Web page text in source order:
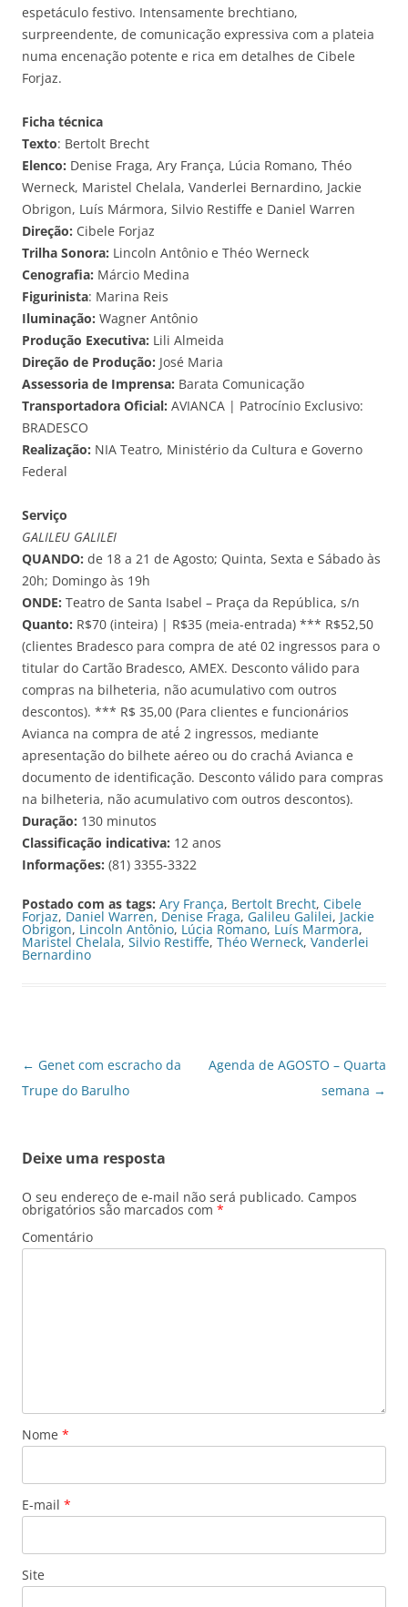
espetáculo festivo. Intensamente brechtiano,
surpreendente, de comunicação expressiva com a plateia
numa encenação potente e rica em detalhes de Cibele
Forjaz.
Ficha técnica
Texto: Bertolt Brecht
Elenco: Denise Fraga, Ary França, Lúcia Romano, Théo
Werneck, Maristel Chelala, Vanderlei Bernardino, Jackie
Obrigon, Luís Mármora, Silvio Restiffe e Daniel Warren
Direção: Cibele Forjaz
Trilha Sonora: Lincoln Antônio e Théo Werneck
Cenografia: Márcio Medina
Figurinista: Marina Reis
Iluminação: Wagner Antônio
Produção Executiva: Lili Almeida
Direção de Produção: José Maria
Assessoria de Imprensa: Barata Comunicação
Transportadora Oficial: AVIANCA | Patrocínio Exclusivo:
BRADESCO
Realização: NIA Teatro, Ministério da Cultura e Governo
Federal
Serviço
GALILEU GALILEI
QUANDO: de 18 a 21 de Agosto; Quinta, Sexta e Sábado às
20h; Domingo às 19h
ONDE: Teatro de Santa Isabel – Praça da República, s/n
Quanto: R$70 (inteira) | R$35 (meia-entrada) *** R$52,50
(clientes Bradesco para compra de até 02 ingressos para o
titular do Cartão Bradesco, AMEX. Desconto válido para
compras na bilheteria, não acumulativo com outros
descontos). *** R$ 35,00 (Para clientes e funcionários
Avianca na compra de até́ 2 ingressos, mediante
apresentação do bilhete aéreo ou do crachá Avianca e
documento de identificação. Desconto válido para compras
na bilheteria, não acumulativo com outros descontos).
Duração: 130 minutos
Classificação indicativa: 12 anos
Informações: (81) 3355-3322
Postado com as tags: Ary França, Bertolt Brecht, Cibele
Forjaz, Daniel Warren, Denise Fraga, Galileu Galilei, Jackie
Obrigon, Lincoln Antônio, Lúcia Romano, Luís Marmora,
Maristel Chelala, Silvio Restiffe, Théo Werneck, Vanderlei
Bernardino
Navegação
de
← Genet com escracho da
Trupe do Barulho
Agenda de AGOSTO – Quarta
semana →
Deixe uma resposta
O seu endereço de e-mail não será publicado. Campos
obrigatórios são marcados com *
Comentário
Nome *
E-mail *
Site